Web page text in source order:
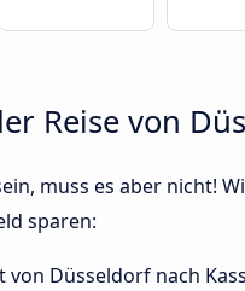
Reise von
muss es aber nicht!
sparen:
von Düsseldorf nach